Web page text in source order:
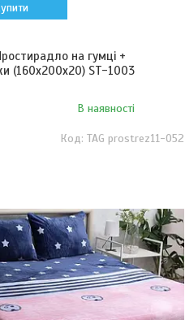
на гумці +
(160х200х20) ST-1003
В наявності
TAG prostrez11-052